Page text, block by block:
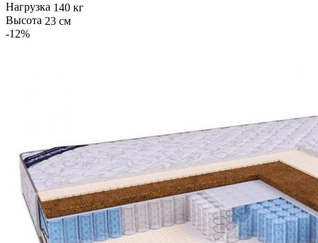
Нагрузка 140 кг
Высота 23 см
-12%